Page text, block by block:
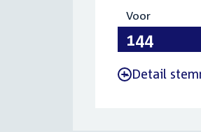
Voor
144
- Detail